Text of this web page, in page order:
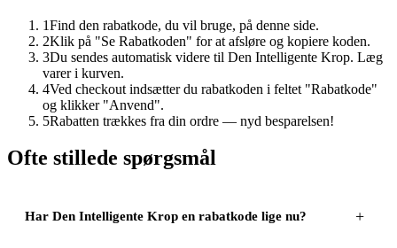
1Find den rabatkode, du vil bruge, på denne side.
2Klik på "Se Rabatkoden" for at afsløre og kopiere koden.
3Du sendes automatisk videre til Den Intelligente Krop. Læg
varer i kurven.
4Ved checkout indsætter du rabatkoden i feltet "Rabatkode"
og klikker "Anvend".
5Rabatten trækkes fra din ordre — nyd besparelsen!
Ofte stillede spørgsmål
Har Den Intelligente Krop en rabatkode lige nu?